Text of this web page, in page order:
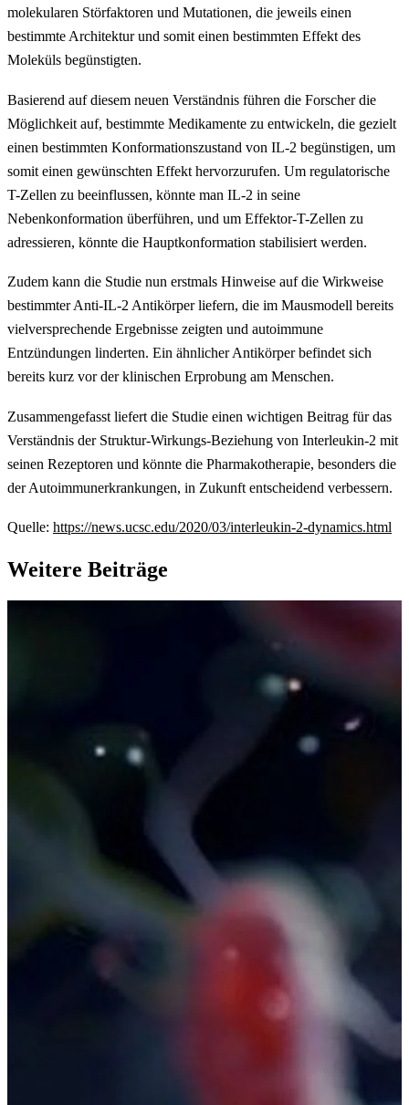
molekularen Störfaktoren und Mutationen, die jeweils einen
bestimmte Architektur und somit einen bestimmten Effekt des
Moleküls begünstigten.
Basierend auf diesem neuen Verständnis führen die Forscher die
Möglichkeit auf, bestimmte Medikamente zu entwickeln, die gezielt
einen bestimmten Konformationszustand von IL-2 begünstigen, um
somit einen gewünschten Effekt hervorzurufen. Um regulatorische
T-Zellen zu beeinflussen, könnte man IL-2 in seine
Nebenkonformation überführen, und um Effektor-T-Zellen zu
adressieren, könnte die Hauptkonformation stabilisiert werden.
Zudem kann die Studie nun erstmals Hinweise auf die Wirkweise
bestimmter Anti-IL-2 Antikörper liefern, die im Mausmodell bereits
vielversprechende Ergebnisse zeigten und autoimmune
Entzündungen linderten. Ein ähnlicher Antikörper befindet sich
bereits kurz vor der klinischen Erprobung am Menschen.
Zusammengefasst liefert die Studie einen wichtigen Beitrag für das
Verständnis der Struktur-Wirkungs-Beziehung von Interleukin-2 mit
seinen Rezeptoren und könnte die Pharmakotherapie, besonders die
der Autoimmunerkrankungen, in Zukunft entscheidend verbessern.
Quelle: https://news.ucsc.edu/2020/03/interleukin-2-dynamics.html
Weitere Beiträge